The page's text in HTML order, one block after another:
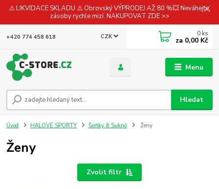
⚠️ LIKVIDACE SKLADU ⚠️ Obrovský VÝPRODEJ AŽ 80 %💥 Neváhejte,
zásoby rychle mizí. NAKUPOVAT ZDE >>
Menu
CZK
Hledat
+420 774 458 618 0 ks
za 0,00 Kč
Úvod HALOVÉ SPORTY Šortky & Sukně Ženy
Ženy
Zvolit filtr